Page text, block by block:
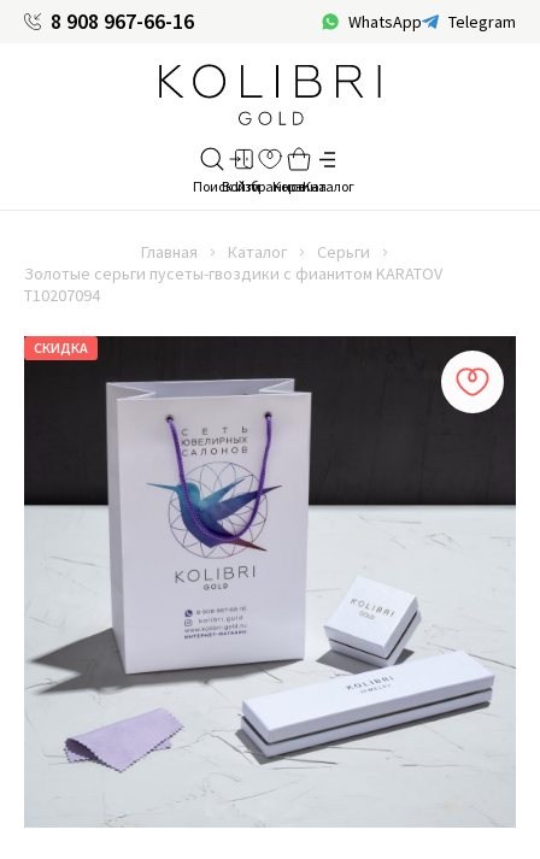
8 908 967-66-16 WhatsApp Telegram
Главная Каталог
Серьги
Золотые серьги пусеты-гвоздики с фианитом KARATOV
Т10207094
СКИДКА